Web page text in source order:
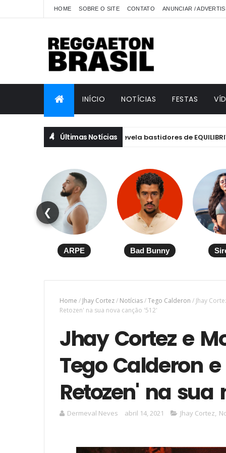
HOME SOBRE O SITE CONTATO ANUNCIAR /
INÍCIO NOTÍCIAS FESTAS
Últimas Notícias
ANITTA Anitta revela bastidores de EQUILIBRIVM:
❮
ARPE Bad Bunny
Home / Jhay Cortez/ Notícias/Tego Calderon / Jhay
Retozen' na sua nova canção '512'
Jhay Cortez e
Tego Calderon
Retozen' na sua
Dermeval Neves abril 14, 2021 Jhay Cortez,